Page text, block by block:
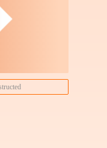
索喜欢的商品